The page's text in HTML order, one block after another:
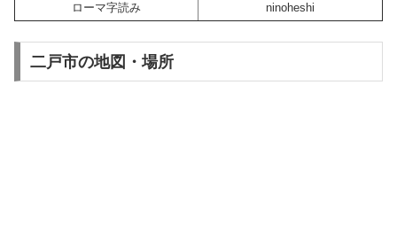
ローマ字読み
ninoheshi
二戸市の地図・場所